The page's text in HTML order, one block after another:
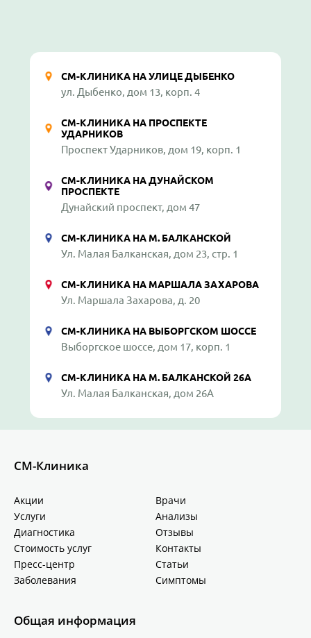
СМ-КЛИНИКА НА УЛИЦЕ ДЫБЕНКО
ул. Дыбенко, дом 13, корп. 4
СМ-КЛИНИКА НА ПРОСПЕКТЕ
УДАРНИКОВ
Проспект Ударников, дом 19, корп. 1
СМ-КЛИНИКА НА ДУНАЙСКОМ
ПРОСПЕКТЕ
Дунайский проспект, дом 47
СМ-КЛИНИКА НА М. БАЛКАНСКОЙ
Ул. Малая Балканская, дом 23, стр. 1
СМ-КЛИНИКА НА МАРШАЛА ЗАХАРОВА
Ул. Маршала Захарова, д. 20
СМ-КЛИНИКА НА ВЫБОРГСКОМ ШОССЕ
Выборгское шоссе, дом 17, корп. 1
СМ-КЛИНИКА НА М. БАЛКАНСКОЙ 26А
Ул. Малая Балканская, дом 26А
СМ-Клиника
Акции
Врачи
Услуги
Анализы
Диагностика
Отзывы
Стоимость услуг
Контакты
Пресс-центр
Статьи
Заболевания
Симптомы
Общая информация